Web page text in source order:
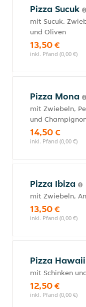
Pizza Sucuk
mit Sucuk,
und Oliven
13,50 €
inkl. Pfand (0,00 €)
Pizza Mona
mit Zwiebeln,
und
14,50 €
inkl. Pfand (0,00 €)
Pizza Ibiza
mit Zwiebeln,
13,50 €
inkl. Pfand (0,00 €)
Pizza Hawaii
mit Schinken
12,50 €
inkl. Pfand (0,00 €)